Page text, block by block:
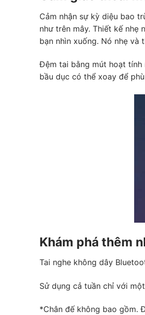
Cảm nhận sự kỳ diệu bao
như trên mây. Thiết kế
bạn nhìn xuống. Nó nhẹ và
Đệm tai bằng mút hoạt tính
bầu dục có thể xoay để
Khám phá thêm
Tai nghe không dây
Sử dụng cả tuần chỉ với
*Chân đế không bao gồm.